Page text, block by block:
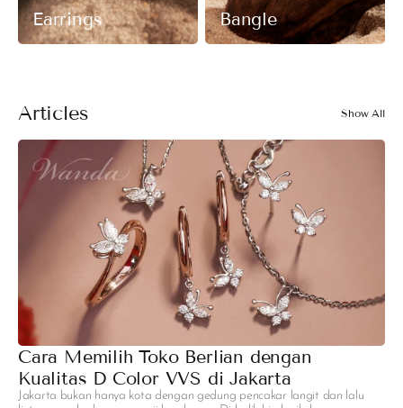
Earrings Bangle
Articles Show All
Cara Memilih Toko Berlian dengan
Kualitas D Color VVS di Jakarta
Jakarta bukan hanya kota dengan gedung pencakar langit dan lalu